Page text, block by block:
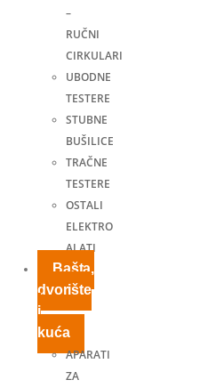
–
RUČNI
CIRKULARI
UBODNE
TESTERE
STUBNE
BUŠILICE
TRAČNE
TESTERE
OSTALI
ELEKTRO
ALATI
Bašta,
dvorište
i
kuća
APARATI
ZA